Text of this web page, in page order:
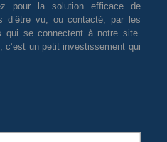
pour la solution efficace de
d’être vu, ou contacté, par les
qui se connectent à notre site.
c’est un petit investissement qui